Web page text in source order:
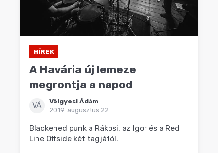
HÍREK
A Havária új lemeze
megrontja a napod
VÁ
Völgyesi Ádám
2019. augusztus 22.
Blackened punk a Rákosi, az Igor és a Red
Line Offside két tagjától.